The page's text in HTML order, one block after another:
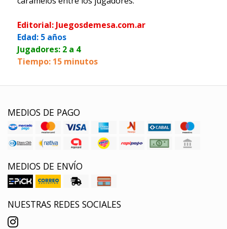
Editorial: Juegosdemesa.com.ar
Edad: 5 años
Jugadores: 2 a 4
Tiempo: 15 minutos
MEDIOS DE PAGO
MEDIOS DE ENVÍO
NUESTRAS REDES SOCIALES